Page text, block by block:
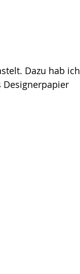
Dazu hab ich
Designerpapier